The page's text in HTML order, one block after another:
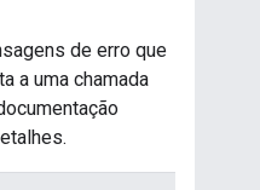
de erro que
a uma chamada